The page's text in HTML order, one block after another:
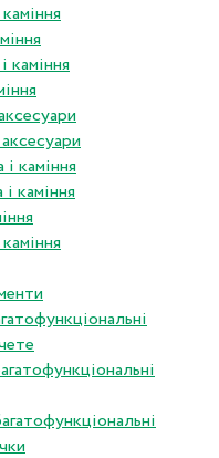
каміння
каміння
каміння